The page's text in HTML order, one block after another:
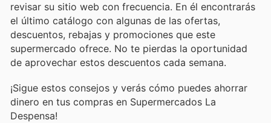
revisar su sitio web con frecuencia. En él encontrarás
el último catálogo con algunas de las ofertas,
descuentos, rebajas y promociones que este
supermercado ofrece. No te pierdas la oportunidad
de aprovechar estos descuentos cada semana.
¡Sigue estos consejos y verás cómo puedes ahorrar
dinero en tus compras en Supermercados La
Despensa!